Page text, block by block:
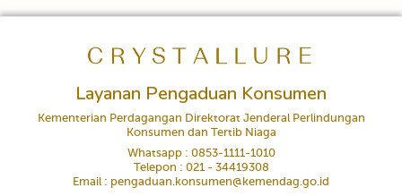
Layanan Pengaduan Konsumen
Kementerian Perdagangan Direktorat Jenderal Perlindungan
Konsumen dan Tertib Niaga
Whatsapp : 0853-1111-1010
Telepon : 021 - 34419308
Email : pengaduan.konsumen@kemendag.go.id